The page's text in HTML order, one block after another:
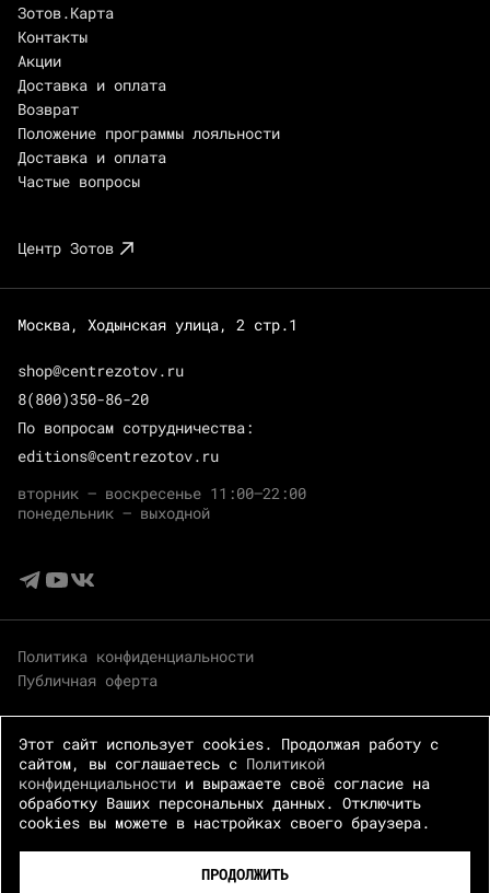
Зотов.Карта
Контакты
Акции
Доставка и оплата
Возврат
Положение программы лояльности
Доставка и оплата
Частые вопросы
Центр Зотов
Москва, Ходынская улица, 2 стр.1
shop@centrezotov.ru
8(800)350-86-20
По вопросам сотрудничества:
editions@centrezotov.ru
вторник — воскресенье 11:00–22:00
понедельник — выходной
Политика конфиденциальности
Публичная оферта
© 2026 Центр Зотов · Все права защищены
Этот сайт использует cookies. Продолжая работу с
сайтом, вы соглашаетесь с Политикой
конфиденциальности и выражаете своё согласие на
обработку Ваших персональных данных. Отключить
cookies вы можете в настройках своего браузера.
ПРОДОЛЖИТЬ